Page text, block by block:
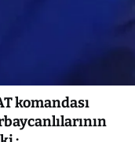
komandası